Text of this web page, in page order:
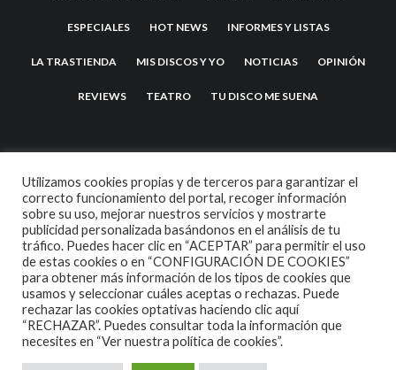
ESPECIALES HOT NEWS INFORMES Y LISTAS
LA TRASTIENDA MIS DISCOS Y YO NOTICIAS OPINIÓN
REVIEWS TEATRO TU DISCO ME SUENA
2007 COPYRIGHT -CODETIPITHEME
Utilizamos cookies propias y de terceros para garantizar el
correcto funcionamiento del portal, recoger información
sobre su uso, mejorar nuestros servicios y mostrarte
publicidad personalizada basándonos en el análisis de tu
tráfico. Puedes hacer clic en “ACEPTAR” para permitir el uso
de estas cookies o en “CONFIGURACIÓN DE COOKIES”
para obtener más información de los tipos de cookies que
usamos y seleccionar cuáles aceptas o rechazas. Puede
rechazar las cookies optativas haciendo clic aquí
“RECHAZAR”. Puedes consultar toda la información que
necesites en “Ver nuestra política de cookies”.